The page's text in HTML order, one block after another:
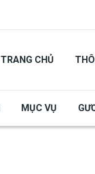
TRANG CHỦ
MỤC VỤ